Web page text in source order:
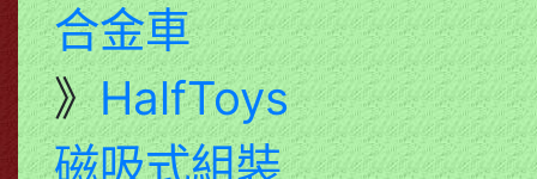
合金車
》HalfToys
磁吸式組裝